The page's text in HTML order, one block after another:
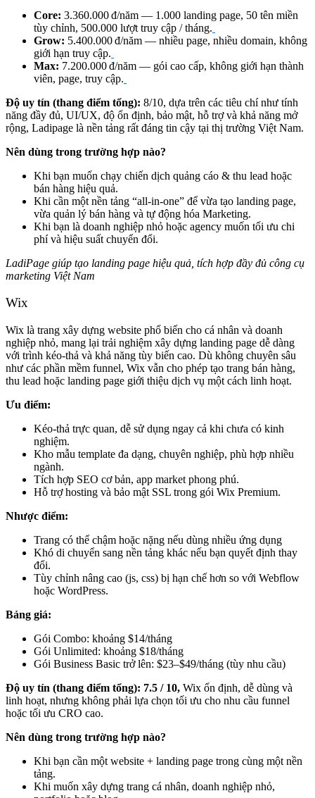
Core: 3.360.000 đ/năm — 1.000 landing page, 50 tên miền
tùy chỉnh, 500.000 lượt truy cập / tháng.
Grow: 5.400.000 đ/năm — nhiều page, nhiều domain, không
giới hạn truy cập.
Max: 7.200.000 đ/năm — gói cao cấp, không giới hạn thành
viên, page, truy cập.
Độ uy tín (thang điểm tổng): 8/10, dựa trên các tiêu chí như tính
năng đầy đủ, UI/UX, độ ổn định, bảo mật, hỗ trợ và khả năng mở
rộng, Ladipage là nền tảng rất đáng tin cậy tại thị trường Việt Nam.
Nên dùng trong trường hợp nào?
Khi bạn muốn chạy chiến dịch quảng cáo & thu lead hoặc
bán hàng hiệu quả.
Khi cần một nền tảng “all‑in‑one” để vừa tạo landing page,
vừa quản lý bán hàng và tự động hóa Marketing.
Khi bạn là doanh nghiệp nhỏ hoặc agency muốn tối ưu chi
phí và hiệu suất chuyển đổi.
LadiPage giúp tạo landing page hiệu quả, tích hợp đầy đủ công cụ
marketing Việt Nam
Wix
Wix là trang xây dựng website phổ biến cho cá nhân và doanh
nghiệp nhỏ, mang lại trải nghiệm xây dựng landing page dễ dàng
với trình kéo-thả và khả năng tùy biến cao. Dù không chuyên sâu
như các phần mềm funnel, Wix vẫn cho phép tạo trang bán hàng,
thu lead hoặc landing page giới thiệu dịch vụ một cách linh hoạt.
Ưu điểm:
Kéo-thả trực quan, dễ sử dụng ngay cả khi chưa có kinh
nghiệm.
Kho mẫu template đa dạng, chuyên nghiệp, phù hợp nhiều
ngành.
Tích hợp SEO cơ bản, app market phong phú.
Hỗ trợ hosting và bảo mật SSL trong gói Wix Premium.
Nhược điểm:
Trang có thể chậm hoặc nặng nếu dùng nhiều ứng dụng
Khó di chuyển sang nền tảng khác nếu bạn quyết định thay
đổi.
Tùy chỉnh nâng cao (js, css) bị hạn chế hơn so với Webflow
hoặc WordPress.
Bảng giá:
Gói Combo: khoảng $14/tháng
Gói Unlimited: khoảng $18/tháng
Gói Business Basic trở lên: $23–$49/tháng (tùy nhu cầu)
Độ uy tín (thang điểm tổng): 7.5 / 10, Wix ổn định, dễ dùng và
linh hoạt, nhưng không phải lựa chọn tối ưu cho nhu cầu funnel
hoặc tối ưu CRO cao.
Nên dùng trong trường hợp nào?
Khi bạn cần một website + landing page trong cùng một nền
tảng.
Khi muốn xây dựng trang cá nhân, doanh nghiệp nhỏ,